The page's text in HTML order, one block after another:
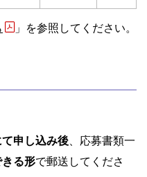
」を参照してください。
申し込み後 、応募書類一
る形で郵送してくださ